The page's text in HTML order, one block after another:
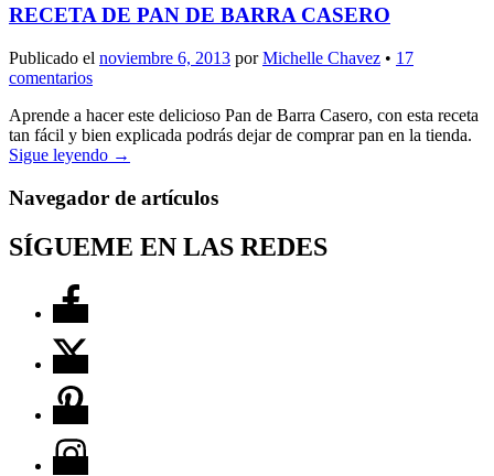
RECETA DE PAN DE BARRA CASERO
Publicado el noviembre 6, 2013 porMichelle Chavez • 17
comentarios
Aprende a hacer este delicioso Pan de Barra Casero, con esta receta
tan fácil y bien explicada podrás dejar de comprar pan en la tienda.
Sigue leyendo →
Navegador de artículos
SÍGUEME EN LAS REDES